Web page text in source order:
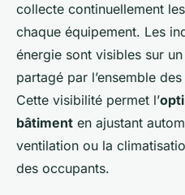
collecte continuellement
chaque équipement. Les
énergie sont visibles sur
partagé par l’ensemble
Cette visibilité permet l’
bâtiment en ajustant
ventilation ou la
des occupants.